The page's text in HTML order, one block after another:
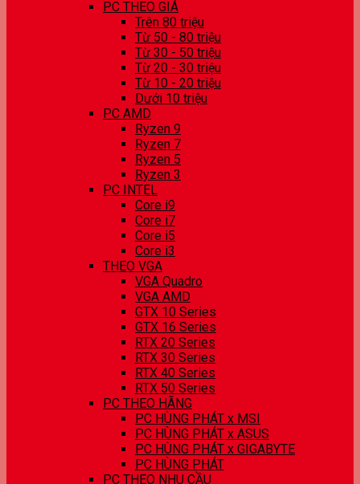
PC THEO GIÁ
Trên 80 triệu
Từ 50 - 80 triệu
Từ 30 - 50 triệu
Từ 20 - 30 triệu
Từ 10 - 20 triệu
Dưới 10 triệu
PC AMD
Ryzen 9
Ryzen 7
Ryzen 5
Ryzen 3
PC INTEL
Core i9
Core i7
Core i5
Core i3
THEO VGA
VGA Quadro
VGA AMD
GTX 10 Series
GTX 16 Series
RTX 20 Series
RTX 30 Series
RTX 40 Series
RTX 50 Series
PC THEO HÃNG
PC HÙNG PHÁT x MSI
PC HÙNG PHÁT x ASUS
PC HÙNG PHÁT x GIGABYTE
PC HÙNG PHÁT
PC THEO NHU CẦU